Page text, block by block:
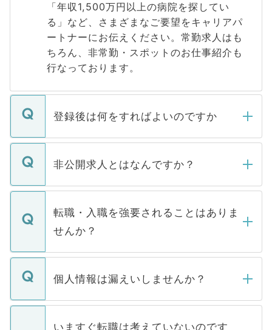
「年収1,500万円以上の病院を探してい
る」など、さまざまなご要望をキャリアパ
ートナーにお伝えください。常勤求人はも
ちろん、非常勤・スポットのお仕事紹介も
行なっております。
登録後は何をすればよいのですか
ご登録いただきましたら、弊社担当者がご
登録内容を確認し、その後メールもしくは
ます。通常、5営業日以内にはご連絡をせて
いただきますので、しばらくお待ちくださ
非公開求人とはなんですか？
マイナビDOCTORで取り扱っている求人の
うち約3割は、Webサイトからご覧いただ
けない「非公開求人」です。非公開求人は
下記の理由によって、一般には公開してい
ません。
■応募殺到を避けるため 人気のある医療機
関を公にしてしまうと、応募が殺到する場
転職・入職を強要されることはありま
せんか？
転職・入職を強要することは一切ありませ
ん。また、仮に応募先から内定をいただい
定を承諾する必要はありません。内定先へ
の辞退の連絡はキャリアパートナーが行い
個人情報は漏えいしませんか？
個人情報が漏えいすることはありませんの
で、ご安心ください。当サイトからの登録
いますぐ転職は考えていないのです